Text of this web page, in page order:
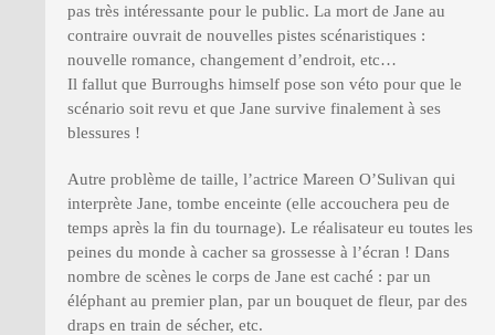
pas très intéressante pour le public. La mort de Jane au
contraire ouvrait de nouvelles pistes scénaristiques :
nouvelle romance, changement d’endroit, etc…
Il fallut que Burroughs himself pose son véto pour que le
scénario soit revu et que Jane survive finalement à ses
blessures !
Autre problème de taille, l’actrice Mareen O’Sulivan qui
interprète Jane, tombe enceinte (elle accouchera peu de
temps après la fin du tournage). Le réalisateur eu toutes les
peines du monde à cacher sa grossesse à l’écran ! Dans
nombre de scènes le corps de Jane est caché : par un
éléphant au premier plan, par un bouquet de fleur, par des
draps en train de sécher, etc.